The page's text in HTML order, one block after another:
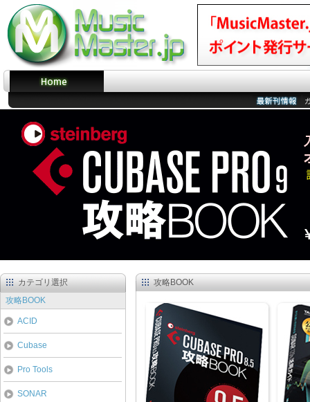
カテゴリ選択
攻略BOOK
ACID
Cubase
Pro Tools
SONAR
攻略BOOK